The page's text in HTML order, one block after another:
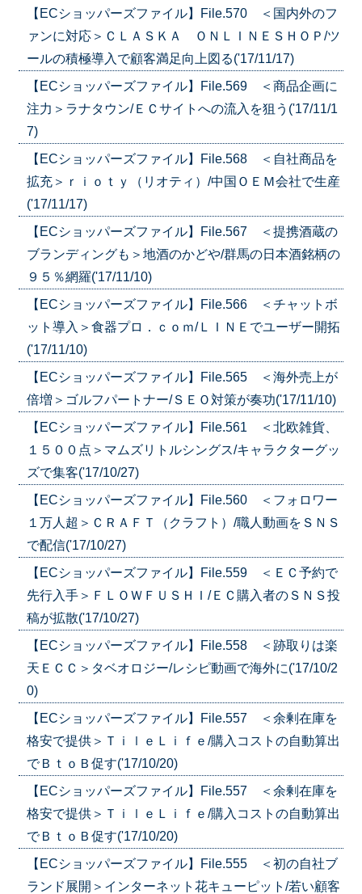
【ECショッパーズファイル】File.570 ＜国内外のフ
ァンに対応＞ＣＬＡＳＫＡ ＯＮＬＩＮＥＳＨＯＰ/ツ
ールの積極導入で顧客満足向上図る('17/11/17)
【ECショッパーズファイル】File.569 ＜商品企画に
注力＞ラナタウン/ＥＣサイトへの流入を狙う('17/11/1
7)
【ECショッパーズファイル】File.568 ＜自社商品を
拡充＞ｒｉｏｔｙ（リオティ）/中国ＯＥＭ会社で生産
('17/11/17)
【ECショッパーズファイル】File.567 ＜提携酒蔵の
ブランディングも＞地酒のかどや/群馬の日本酒銘柄の
９５％網羅('17/11/10)
【ECショッパーズファイル】File.566 ＜チャットボ
ット導入＞食器プロ．ｃｏｍ/ＬＩＮＥでユーザー開拓
('17/11/10)
【ECショッパーズファイル】File.565 ＜海外売上が
倍増＞ゴルフパートナー/ＳＥＯ対策が奏功('17/11/10)
【ECショッパーズファイル】File.561 ＜北欧雑貨、
１５００点＞マムズリトルシングス/キャラクターグッ
ズで集客('17/10/27)
【ECショッパーズファイル】File.560 ＜フォロワー
１万人超＞ＣＲＡＦＴ（クラフト）/職人動画をＳＮＳ
で配信('17/10/27)
【ECショッパーズファイル】File.559 ＜ＥＣ予約で
先行入手＞ＦＬＯＷＦＵＳＨＩ/ＥＣ購入者のＳＮＳ投
稿が拡散('17/10/27)
【ECショッパーズファイル】File.558 ＜跡取りは楽
天ＥＣＣ＞タベオロジー/レシピ動画で海外に('17/10/2
0)
【ECショッパーズファイル】File.557 ＜余剰在庫を
格安で提供＞ＴｉｌｅＬｉｆｅ/購入コストの自動算出
でＢｔｏＢ促す('17/10/20)
【ECショッパーズファイル】File.557 ＜余剰在庫を
格安で提供＞ＴｉｌｅＬｉｆｅ/購入コストの自動算出
でＢｔｏＢ促す('17/10/20)
【ECショッパーズファイル】File.555 ＜初の自社ブ
ランド展開＞インターネット花キューピット/若い顧客